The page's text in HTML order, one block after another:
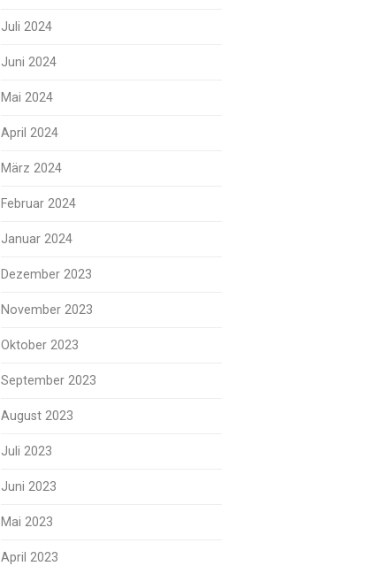
Juli 2024
Juni 2024
Mai 2024
April 2024
März 2024
Februar 2024
Januar 2024
Dezember 2023
November 2023
Oktober 2023
September 2023
August 2023
Juli 2023
Juni 2023
Mai 2023
April 2023